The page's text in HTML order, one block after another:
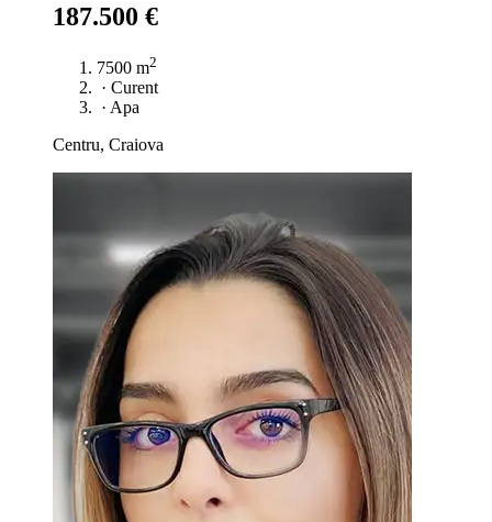
187.500 €
7500 m2
· Curent
· Apa
Centru, Craiova